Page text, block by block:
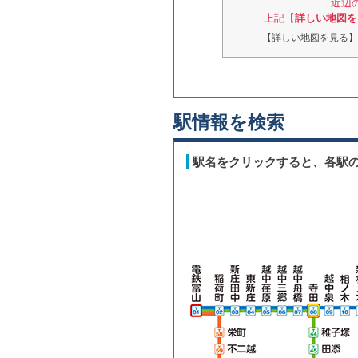
近辺
上記【詳しい地図
【詳しい地図を見る
駅情報を検索
駅名をクリックすると、各駅